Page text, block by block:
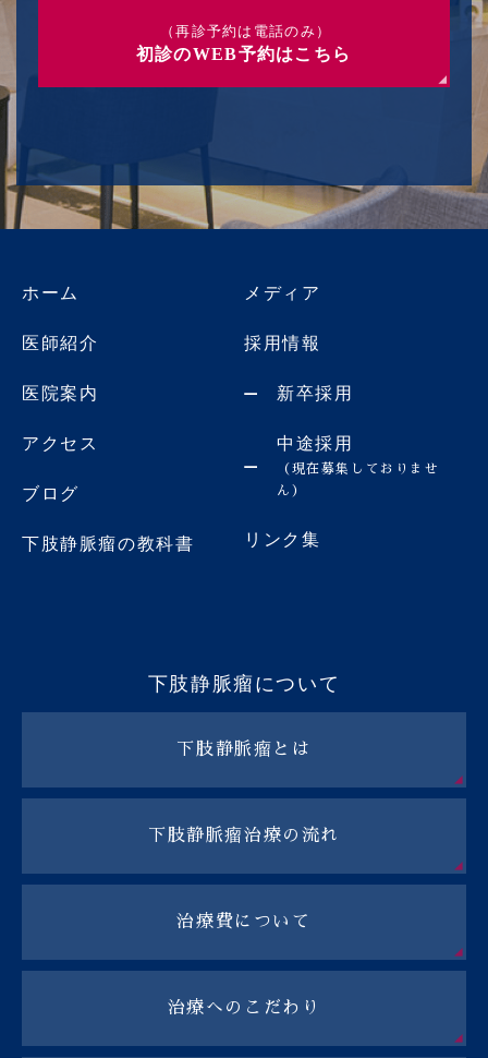
（再診予約は電話のみ）
初診のWEB予約はこちら
ホーム
医師紹介
医院案内
アクセス
ブログ
下肢静脈瘤の教科書
メディア
採用情報
新卒採用
中途採用
（現在募集しておりませ
ん）
リンク集
下肢静脈瘤について
下肢静脈瘤とは
下肢静脈瘤治療の流れ
治療費について
治療へのこだわり